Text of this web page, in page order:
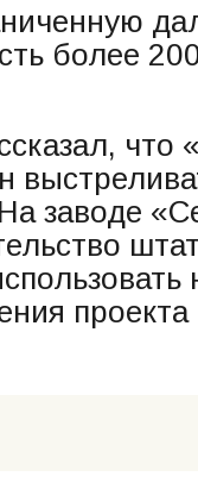
более
что
заводе